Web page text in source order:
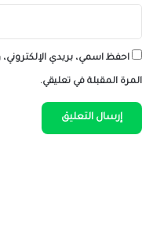
احفظ اسمي، بريدي
المرة المقبلة في تعليقي.